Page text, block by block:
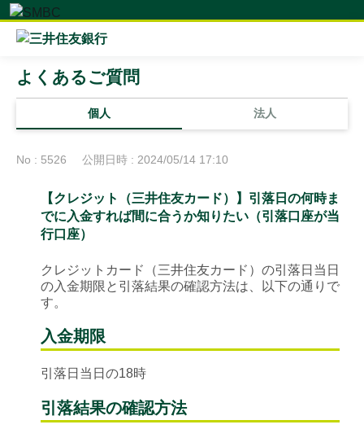
個人 法人
よくあるご質問
No : 5526 公開日時 : 2024/05/14 17:10
【クレジット（三井住友カード）】引落日の何時ま
でに入金すれば間に合うか知りたい（引落口座が当
行口座）
クレジットカード（三井住友カード）の引落日当日
の入金期限と引落結果の確認方法は、以下の通りで
す。
入金期限
引落日当日の18時
引落結果の確認方法